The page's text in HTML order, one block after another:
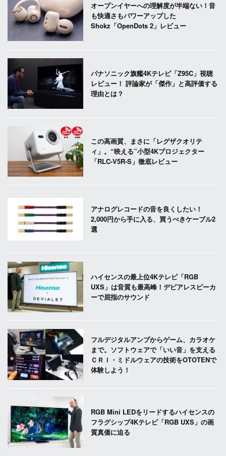
オープンイヤーへの理解度が半端ない！音
も快適さもパワーアップした
Shokz「OpenDots 2」レビュー
パナソニック旗艦4Kテレビ「Z95C」視聴
レビュー！ 評論家が「傑作」と高評価する
理由とは？
この高画質、まさに「レグザクオリテ
ィ」。“映える”小型4Kプロジェクター
「RLC-V5R-S」徹底レビュー
アナログレコードの音を良くしたい！
2,000円から手に入る、買うべきケーブル2
選
ハイセンスの最上位4Kテレビ「RGB
UXS」は音質も最高峰！デビアレスピーカ
ーで屈指のサウンド
フルデジタルアンプからゲーム、カラオケ
まで。ソフトウェアで「いい音」を支える
ＣＲＩ・ミドルウェアの技術をOTOTENで
体験しよう！
RGB Mini LEDをリードするハイセンスの
フラグシップ4Kテレビ「RGB UXS」の画
質真価に迫る